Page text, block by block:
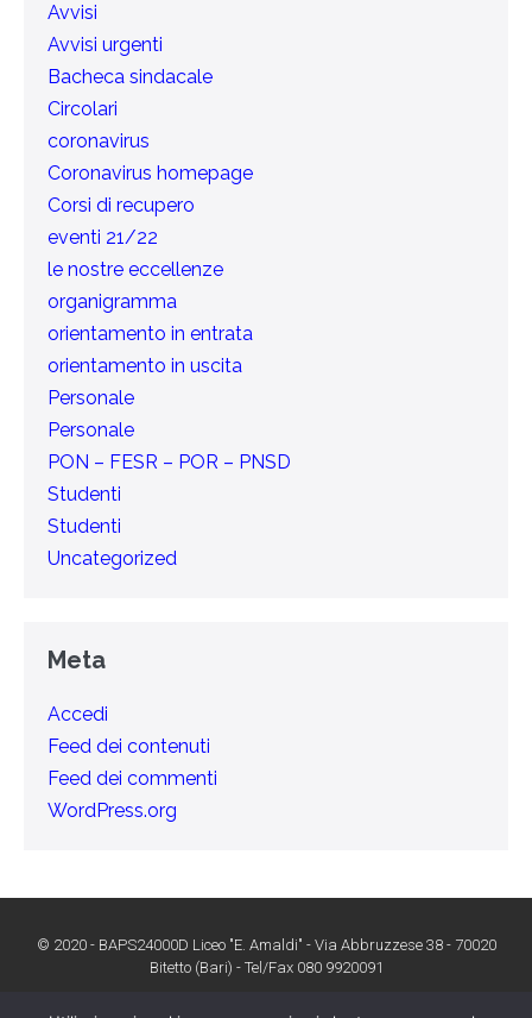
Avvisi
Avvisi urgenti
Bacheca sindacale
Circolari
coronavirus
Coronavirus homepage
Corsi di recupero
eventi 21/22
le nostre eccellenze
organigramma
orientamento in entrata
orientamento in uscita
Personale
Personale
PON – FESR – POR – PNSD
Studenti
Studenti
Uncategorized
Meta
Accedi
Feed dei contenuti
Feed dei commenti
WordPress.org
© 2020 - BAPS24000D Liceo "E. Amaldi" - Via Abbruzzese 38 - 70020
Bitetto (Bari) - Tel/Fax 080 9920091